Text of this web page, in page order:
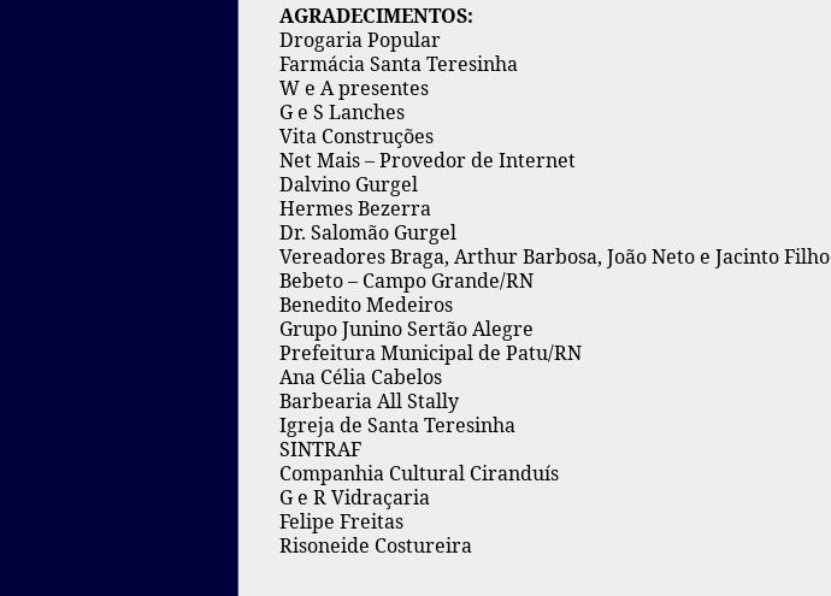
AGRADECIMENTOS:
Drogaria Popular
Farmácia Santa Teresinha
W e A presentes
G e S Lanches
Vita Construções
Net Mais – Provedor de Internet
Dalvino Gurgel
Hermes Bezerra
Dr. Salomão Gurgel
Vereadores Braga, Arthur Barbosa, João Neto e Jacinto Filho
Bebeto – Campo Grande/RN
Benedito Medeiros
Grupo Junino Sertão Alegre
Prefeitura Municipal de Patu/RN
Ana Célia Cabelos
Barbearia All Stally
Igreja de Santa Teresinha
SINTRAF
Companhia Cultural Ciranduís
G e R Vidraçaria
Felipe Freitas
Risoneide Costureira